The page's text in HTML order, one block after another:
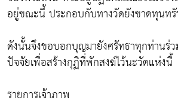
อยู่ขณะนี้ ประกอบกับทางวัดยังขาดทุนท
ดังนั้นจึงขอบอกบุญมายังศรัทธาทุกท่านร่
ปัจจัยเพื่อสร้างกุฏิที่พักสงฆ์ไว้นะวัดแห่งนี้
รายการเจ้าภาพ